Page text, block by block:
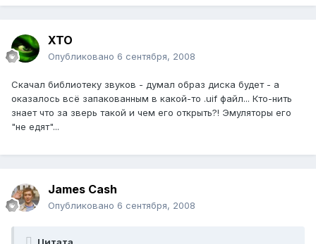
XTO
Опубликовано 6 сентября, 2008
Скачал библиотеку звуков - думал образ диска будет - а
оказалось всё запакованным в какой-то .uif файл... Кто-нить
знает что за зверь такой и чем его открыть?! Эмуляторы его
"не едят"...
James Cash
Опубликовано 6 сентября, 2008